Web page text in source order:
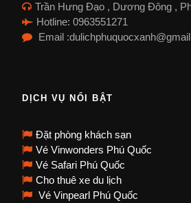
Trần Hưng Đạo , Dương Đông ,
Hotline: 0963551271
Email
DỊCH VỤ NỔI BẬT
Đặt phòng khách sạn
Vé Vinwonders Phú Quốc
Vé Safari Phú Quốc
Cho thuê xe du lịch
Vé Vinpearl Phú Quốc